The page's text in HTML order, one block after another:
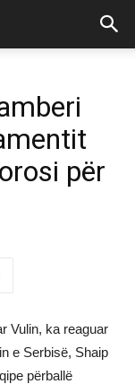
për
Vulin, ka reaguar
e Serbisë, Shaip
përballë